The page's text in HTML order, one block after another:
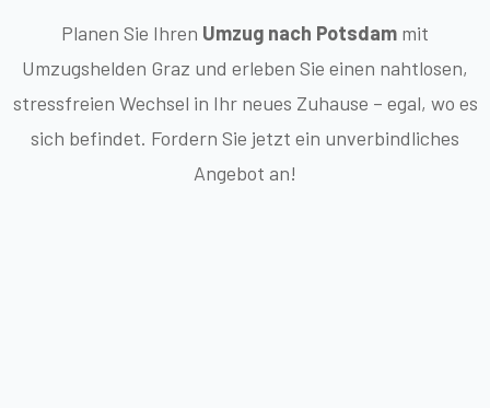
Planen Sie Ihren Umzug nach Potsdam mit
Umzugshelden Graz und erleben Sie einen nahtlosen,
stressfreien Wechsel in Ihr neues Zuhause – egal, wo es
sich befindet. Fordern Sie jetzt ein unverbindliches
Angebot an!